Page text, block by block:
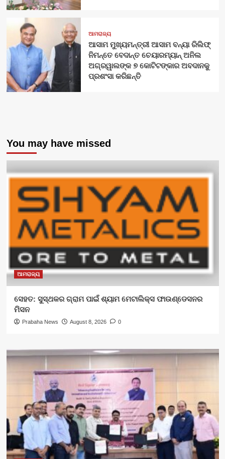
ଆମରାଜ୍ୟ
ଆସାମ ମୁଖ୍ୟମନ୍ତ୍ରୀ ଆସାମ ବନ୍ୟା ରିଲିଫ୍
ନିମନ୍ତେ ବେଦାନ୍ତ ଚେୟାରମ୍ୟାନ୍ ଅନିଲ
ଅଗ୍ରୱାଲଙ୍କ ୭ କୋଟିଟଙ୍କାର ଅବଦାନକୁ
ପ୍ରଶଂସା କରିଛନ୍ତି
You may have missed
ଆମରାଜ୍ୟ
ସେହତ: ସୁସ୍ଥକର ଗ୍ରାମ ପାଇଁ ଶ୍ୟାମ ମେଟାଲିକ୍ସ ଫାଉଣ୍ଡେସନର
ମିସନ
Prabaha News August 8, 2026 0